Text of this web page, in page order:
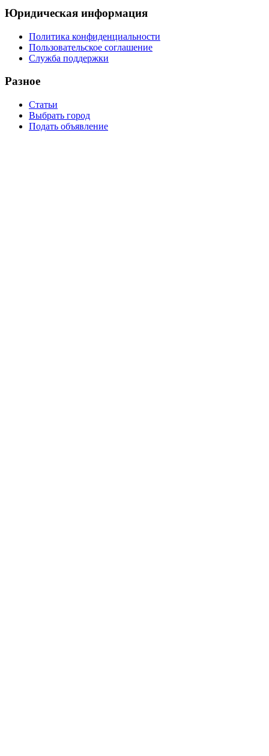
Юридическая информация
Политика конфиденциальности
Пользовательское соглашение
Служба поддержки
Разное
Статьи
Выбрать город
Подать объявление